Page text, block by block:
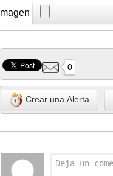
Imagen
0
Crear una Alerta